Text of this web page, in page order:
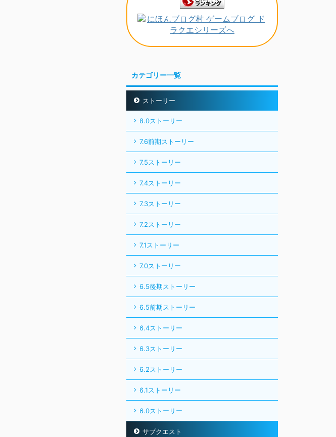
カテゴリー一覧
ストーリー
8.0ストーリー
7.6前期ストーリー
7.5ストーリー
7.4ストーリー
7.3ストーリー
7.2ストーリー
7.1ストーリー
7.0ストーリー
6.5後期ストーリー
6.5前期ストーリー
6.4ストーリー
6.3ストーリー
6.2ストーリー
6.1ストーリー
6.0ストーリー
サブクエスト